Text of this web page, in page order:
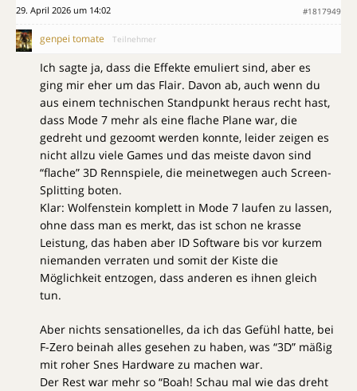
29. April 2026 um 14:02 #1817949
genpei tomate Teilnehmer
Ich sagte ja, dass die Effekte emuliert sind, aber es
ging mir eher um das Flair. Davon ab, auch wenn du
aus einem technischen Standpunkt heraus recht hast,
dass Mode 7 mehr als eine flache Plane war, die
gedreht und gezoomt werden konnte, leider zeigen es
nicht allzu viele Games und das meiste davon sind
“flache” 3D Rennspiele, die meinetwegen auch Screen-
Splitting boten.
Klar: Wolfenstein komplett in Mode 7 laufen zu lassen,
ohne dass man es merkt, das ist schon ne krasse
Leistung, das haben aber ID Software bis vor kurzem
niemanden verraten und somit der Kiste die
Möglichkeit entzogen, dass anderen es ihnen gleich
tun.
Aber nichts sensationelles, da ich das Gefühl hatte, bei
F-Zero beinah alles gesehen zu haben, was “3D” mäßig
mit roher Snes Hardware zu machen war.
Der Rest war mehr so “Boah! Schau mal wie das dreht